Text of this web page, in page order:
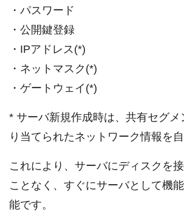
・パスワード
・公開鍵登録
・IPアドレス(*)
・ネットマスク(*)
・ゲートウェイ(*)
* サーバ新規作成時は、共有セグメ
り当てられたネットワーク情報を
これにより、サーバにディスクを
ことなく、すぐにサーバとして機
能です。